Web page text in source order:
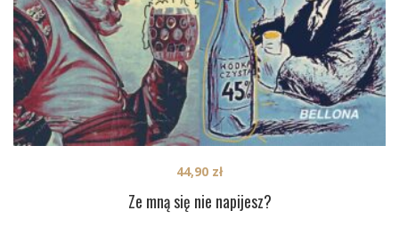
Ze mną się nie napijesz?
44,90 zł